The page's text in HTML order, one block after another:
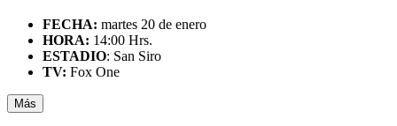
FECHA: martes 20 de enero
HORA: 14:00 Hrs.
ESTADIO: San Siro
TV: Fox One
Más